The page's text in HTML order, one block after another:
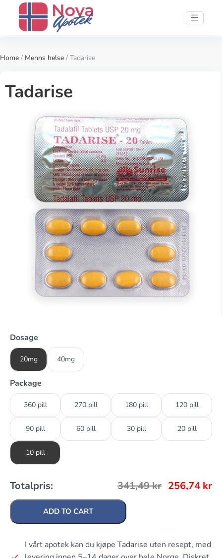
Home / Menns helse / Tadarise
Tadarise
Dosage
20mg 40mg
Package
360 pill 270 pill 180 pill 120 pill
90 pill 60 pill 30 pill 20 pill
10 pill
Totalpris: 341,49kr 256,74 kr
ADD TO CART
I vårt apotek kan du kjøpe Tadarise uten resept, med